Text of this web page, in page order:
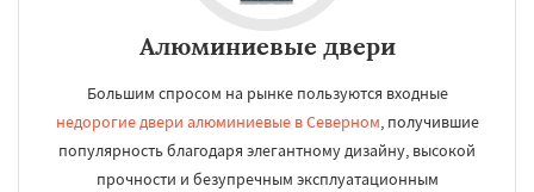
Алюминиевые двери
Большим спросом на рынке пользуются входные
недорогие двери алюминиевые в Северном, получившие
популярность благодаря элегантному дизайну, высокой
прочности и безупречным эксплуатационным